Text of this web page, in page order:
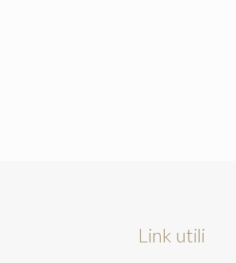
Link utili